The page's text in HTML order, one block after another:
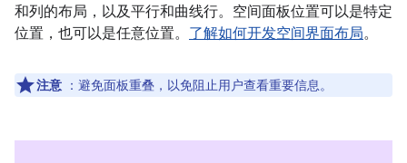
和列的布局，以及平行和曲线行。空间面板位置可以是特定
位置，也可以是任意位置。 了解如何开发空间界面布局。
注意 ：避免面板重叠，以免阻止用户查看重要信息。